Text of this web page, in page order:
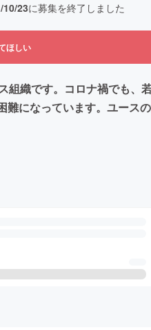
10/23に募集を終了しました
ほしい
織です。コロナ禍でも、
になっています。ユース